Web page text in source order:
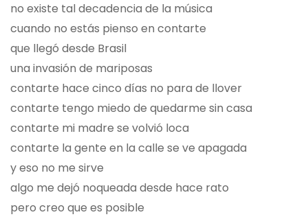
no existe tal decadencia de la música
cuando no estás pienso en contarte
que llegó desde Brasil
una invasión de mariposas
contarte hace cinco días no para de llover
contarte tengo miedo de quedarme sin casa
contarte mi madre se volvió loca
contarte la gente en la calle se ve apagada
y eso no me sirve
algo me dejó noqueada desde hace rato
pero creo que es posible